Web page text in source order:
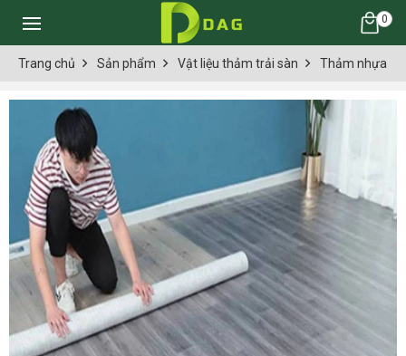
0
Trang chủ Sản phẩm Vật liệu thảm trải sàn Thảm nhựa